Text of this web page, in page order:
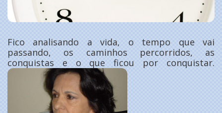
Fico analisando a vida, o tempo que vai
passando, os caminhos percorridos, as
conquistas e o que ficou por conquistar.